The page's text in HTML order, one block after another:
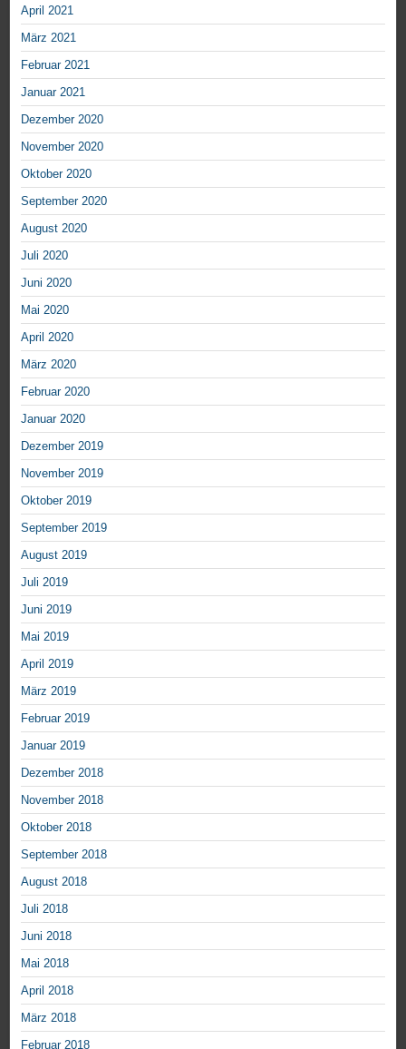
April 2021
März 2021
Februar 2021
Januar 2021
Dezember 2020
November 2020
Oktober 2020
September 2020
August 2020
Juli 2020
Juni 2020
Mai 2020
April 2020
März 2020
Februar 2020
Januar 2020
Dezember 2019
November 2019
Oktober 2019
September 2019
August 2019
Juli 2019
Juni 2019
Mai 2019
April 2019
März 2019
Februar 2019
Januar 2019
Dezember 2018
November 2018
Oktober 2018
September 2018
August 2018
Juli 2018
Juni 2018
Mai 2018
April 2018
März 2018
Februar 2018